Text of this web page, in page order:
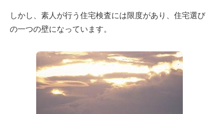
しかし、素人が行う住宅検査には限度があり、住宅選び
の一つの壁になっています。